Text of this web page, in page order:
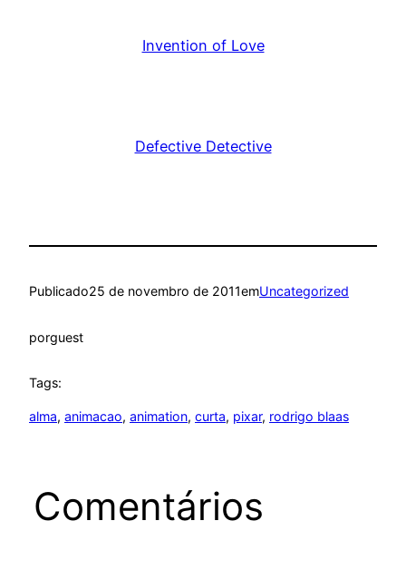
Invention of Love
Defective Detective
Publicado25 de novembro de 2011emUncategorized
porguest
Tags:
alma, animacao, animation, curta, pixar, rodrigo blaas
Comentários